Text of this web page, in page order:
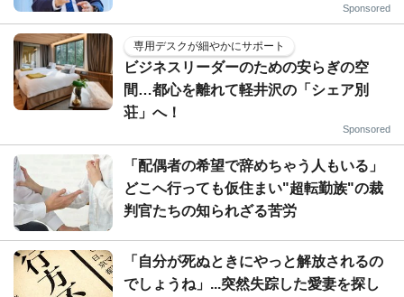
Sponsored
専用デスクが細やかにサポート
ビジネスリーダーのための安らぎの空
間…都心を離れて軽井沢の「シェア別
荘」へ！
Sponsored
「配偶者の希望で辞めちゃう人もいる」
どこへ行っても仮住まい"超転勤族"の裁
判官たちの知られざる苦労
「自分が死ぬときにやっと解放されるの
でしょうね」...突然失踪した愛妻を探し